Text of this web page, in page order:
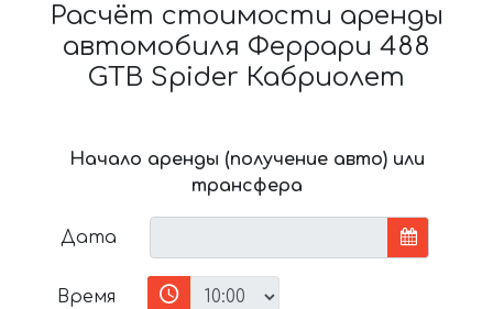
Расчёт стоимости аренды
автомобиля Феррари 488
GTB Spider Кабриолет
Начало аренды (получение авто) или
трансфера
Дата
Время